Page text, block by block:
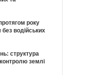
року
водійських
структура
землі